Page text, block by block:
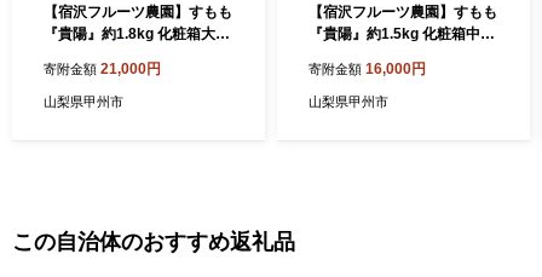
【宿沢フルーツ農園】すもも
『貴陽』約1.8kg 化粧箱大玉
（SF）B15-141【貴陽 すも
も スモモ 桃 もも モモ 令和8
寄附金額 21,000円
山梨県甲州市
【宿沢フルーツ農園】すもも
『貴陽』約1.5kg 化粧箱中玉
（SF）B12-143 【貴陽 すも
も スモモ 令和8年発送 期間
寄附金額 16,000円
山梨県甲州市
この自治体のおすすめ返礼品